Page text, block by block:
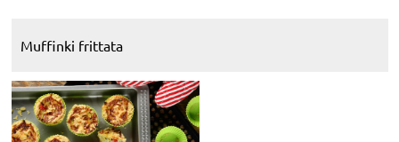
Muffinki frittata